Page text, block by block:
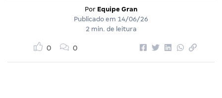
Por Equipe Gran
Publicado em 14/06/26
2 min. de leitura
0 0